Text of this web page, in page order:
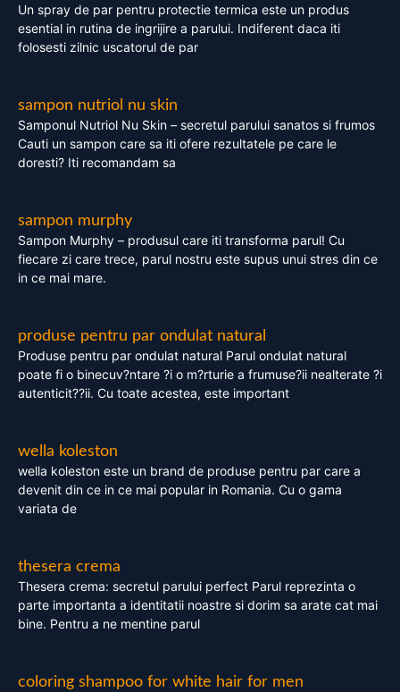
Un spray de par pentru protectie termica este un produs
esential in rutina de ingrijire a parului. Indiferent daca iti
folosesti zilnic uscatorul de par
sampon nutriol nu skin
Samponul Nutriol Nu Skin – secretul parului sanatos si frumos
Cauti un sampon care sa iti ofere rezultatele pe care le
doresti? Iti recomandam sa
sampon murphy
Sampon Murphy – produsul care iti transforma parul! Cu
fiecare zi care trece, parul nostru este supus unui stres din ce
in ce mai mare.
produse pentru par ondulat natural
Produse pentru par ondulat natural Parul ondulat natural
poate fi o binecuv?ntare ?i o m?rturie a frumuse?ii nealterate ?i
autenticit??ii. Cu toate acestea, este important
wella koleston
wella koleston este un brand de produse pentru par care a
devenit din ce in ce mai popular in Romania. Cu o gama
variata de
thesera crema
Thesera crema: secretul parului perfect Parul reprezinta o
parte importanta a identitatii noastre si dorim sa arate cat mai
bine. Pentru a ne mentine parul
coloring shampoo for white hair for men